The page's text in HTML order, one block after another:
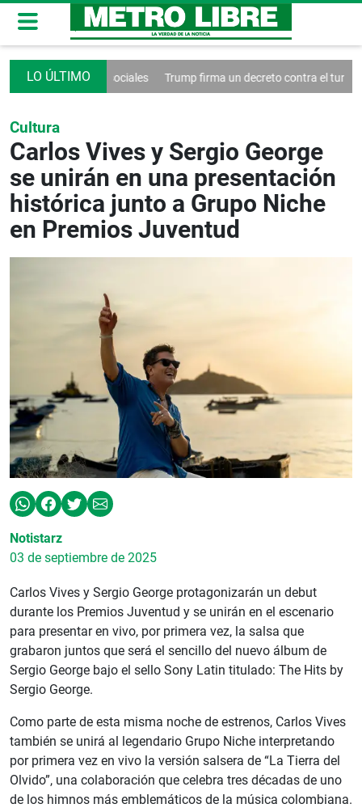
de las redes sociales Trump firma un decreto contra el turismo
Cultura
Carlos Vives y Sergio George
se unirán en una presentación
histórica junto a Grupo Niche
en Premios Juventud
Notistarz
03 de septiembre de 2025
Carlos Vives y Sergio George protagonizarán un debut
durante los Premios Juventud y se unirán en el escenario
para presentar en vivo, por primera vez, la salsa que
grabaron juntos que será el sencillo del nuevo álbum de
Sergio George bajo el sello Sony Latin titulado: The Hits by
Sergio George.
Como parte de esta misma noche de estrenos, Carlos Vives
también se unirá al legendario Grupo Niche interpretando
por primera vez en vivo la versión salsera de “La Tierra del
Olvido”, una colaboración que celebra tres décadas de uno
de los himnos más emblemáticos de la música colombiana.